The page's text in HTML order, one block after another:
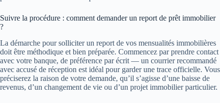
Suivre la procédure : comment demander un report de prêt immobilier
?
La démarche pour solliciter un report de vos mensualités immobilières
doit être méthodique et bien préparée. Commencez par prendre contact
avec votre banque, de préférence par écrit — un courrier recommandé
avec accusé de réception est idéal pour garder une trace officielle. Vous
préciserez la raison de votre demande, qu’il s’agisse d’une baisse de
revenus, d’un changement de vie ou d’un projet immobilier particulier.